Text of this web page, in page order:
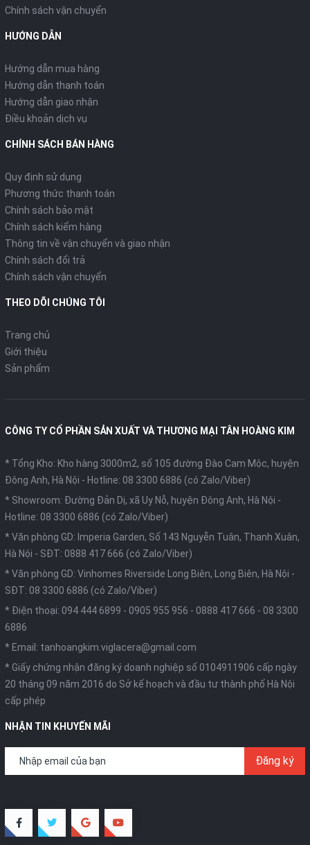
Chính sách vận chuyển
HƯỚNG DẪN
Hướng dẫn mua hàng
Hướng dẫn thanh toán
Hướng dẫn giao nhận
Điều khoản dịch vụ
CHÍNH SÁCH BÁN HÀNG
Quy định sử dụng
Phương thức thanh toán
Chính sách bảo mật
Chính sách kiểm hàng
Thông tin về vận chuyển và giao nhận
Chính sách đổi trả
Chính sách vận chuyển
THEO DÕI CHÚNG TÔI
Trang chủ
Giới thiệu
Sản phẩm
CÔNG TY CỔ PHẦN SẢN XUẤT VÀ THƯƠNG MẠI TÂN HOÀNG KIM
* Tổng Kho: Kho hàng 3000m2, số 105 đường Đào Cam Mộc, huyện
Đông Anh, Hà Nội - Hotline: 08 3300 6886 (có Zalo/Viber)
* Showroom: Đường Đản Dị, xã Uy Nỗ, huyện Đông Anh, Hà Nội -
Hotline: 08 3300 6886 (có Zalo/Viber)
* Văn phòng GD: Imperia Garden, Số 143 Nguyễn Tuân, Thanh Xuân,
Hà Nội - SĐT: 0888 417 666 (có Zalo/Viber)
* Văn phòng GD: Vinhomes Riverside Long Biên, Long Biên, Hà Nội -
SĐT: 08 3300 6886 (có Zalo/Viber)
* Điện thoại: 094 444 6899 - 0905 955 956 - 0888 417 666 - 08 3300
6886
* Email: tanhoangkim.viglacera@gmail.com
* Giấy chứng nhận đăng ký doanh nghiệp số 0104911906 cấp ngày
20 tháng 09 năm 2016 do Sở kế hoạch và đầu tư thành phố Hà Nội
cấp phép
NHẬN TIN KHUYẾN MÃI
Đăng ký